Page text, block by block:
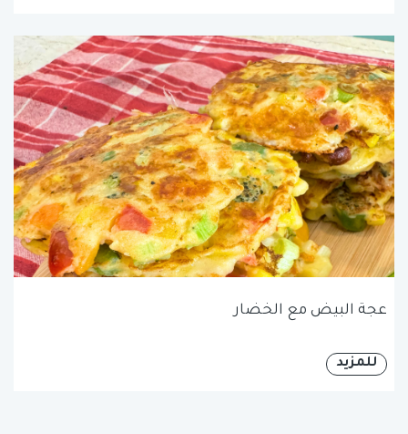
عجة البيض مع الخضار
للمزيد